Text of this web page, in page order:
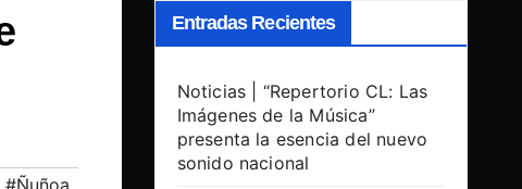
#Ñuñoa,
Entradas Recientes
Noticias | “Repertorio CL: Las
Imágenes de la Música”
presenta la esencia del nuevo
sonido nacional